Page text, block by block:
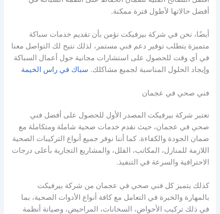
أفضل حالاتها لأطول فترة ممكنة.
أيضًا، نحن في شركة بيرفيكت نؤمن بأن تقديم خدمات سباكة
متميزة يتطلب توفير دعم فني مستمر، لذلك نتيح لك التواصل معنا
في أي وقت للحصول على استشارات مجانية حول أعمال السباكة
وإيجاد الحلول المناسبة لجميع مشاكلك. سباك في راس الخيمة
فني صحي في عجمان
تعتبر شركة بيرفيكت المصدر الأول للحصول على أفضل فني
صحي في عجمان، حيث نقدم خدمات صحية شاملة ومتكاملة مع
ضمان الجودة والكفاءة. كما أننا نوفر جميع أنواع التركيبات الصحية
اللازمة للمنازل، المكاتب، الفلل، والمشاريع التجارية بأعلى درجات
الاحترافية والسرعة في التنفيذ.
كذلك يتميز كل فني صحي في عجمان من شركة بيرفيكت
بالمهارة والخبرة في التعامل مع كافة أنواع الأدوات الصحية، بما
في ذلك تركيب الأحواض، السخانات، المراحيض، وصيانة أنظمة